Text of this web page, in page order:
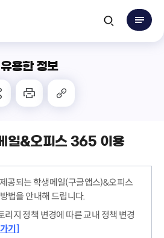
유용한 정보
일&오피스 365 이용
공되는 학생메일(구글앱스)&오피스
법을 안내해 드립니다.
지 정책 변경에 따른 교내 정책 변경
기]